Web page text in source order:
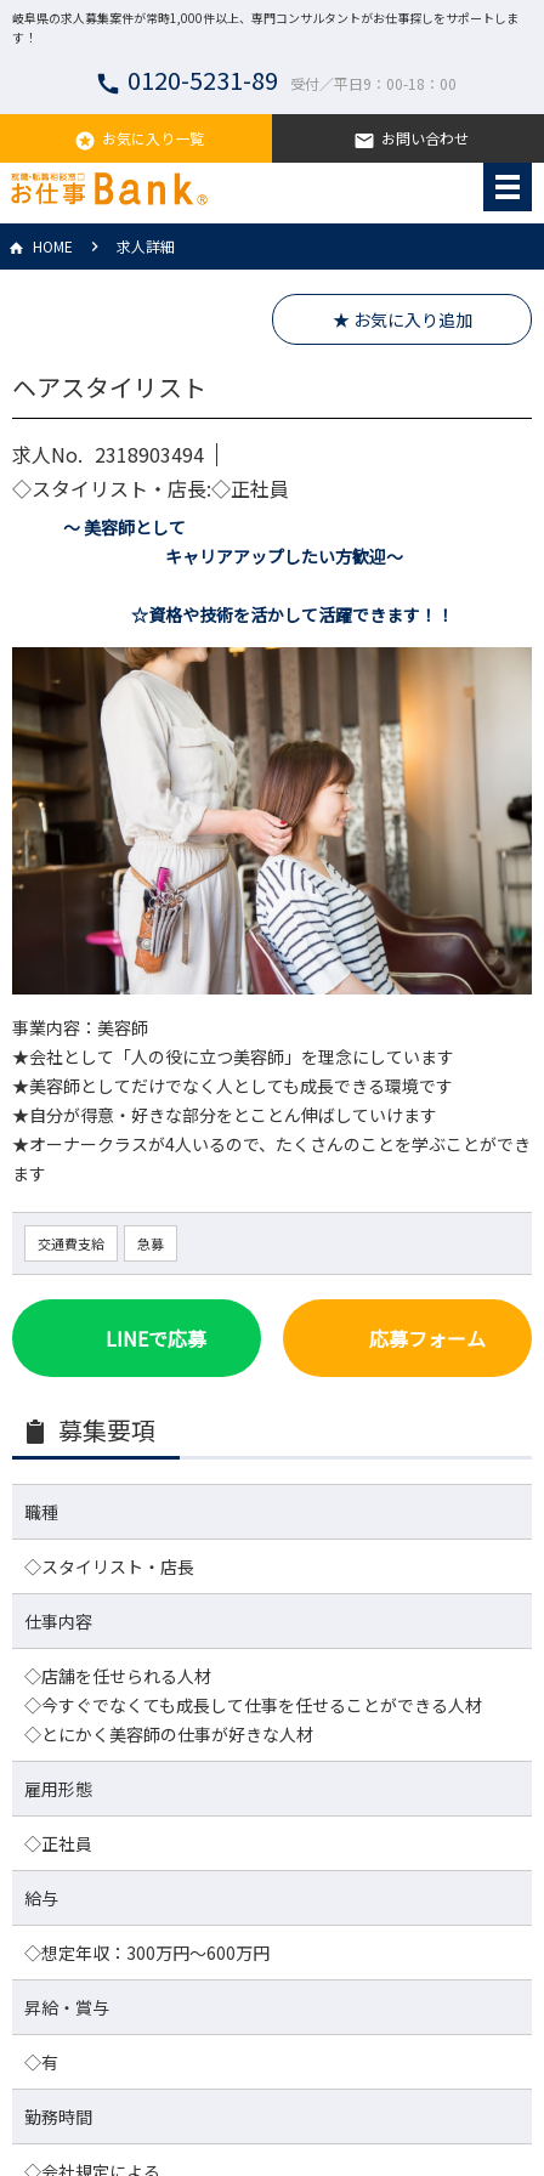
岐阜県の求人募集案件が常時1,000件以上、専門コンサルタントがお仕事探しをサポートしま
す！
call 0120-5231-89 受付／平日9：00-18：00
stars お気に入り一覧 email お問い合わせ
HOME 求人詳細
★ お気に入り追加
ヘアスタイリスト
求人No. 2318903494
◇スタイリスト・店長:◇正社員
～ 美容師として
キャリアアップしたい方歓迎～
☆資格や技術を活かして活躍できます！！
事業内容：美容師
★会社として「人の役に立つ美容師」を理念にしています
★美容師としてだけでなく人としても成長できる環境です
★自分が得意・好きな部分をとことん伸ばしていけます
★オーナークラスが4人いるので、たくさんのことを学ぶことができ
ます
交通費支給 急募
LINEで応募 応募フォーム
募集要項
職種
◇スタイリスト・店長
仕事内容
◇店舗を任せられる人材
◇今すぐでなくても成長して仕事を任せることができる人材
◇とにかく美容師の仕事が好きな人材
雇用形態
◇正社員
給与
◇想定年収：300万円～600万円
昇給・賞与
◇有
勤務時間
◇会社規定による